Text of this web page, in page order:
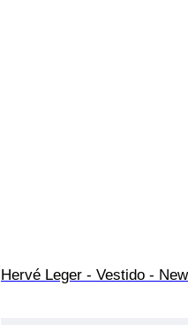
Hervé Leger - Vestido -